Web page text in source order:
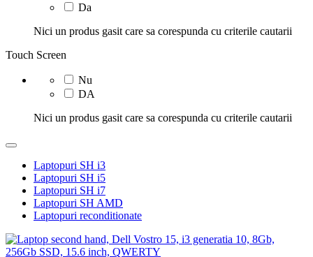
Da
Nici un produs gasit care sa corespunda cu criterile cautarii
Touch Screen
Nu
DA
Nici un produs gasit care sa corespunda cu criterile cautarii
Laptopuri SH i3
Laptopuri SH i5
Laptopuri SH i7
Laptopuri SH AMD
Laptopuri reconditionate